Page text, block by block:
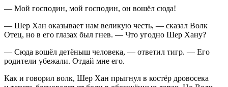
— Мой господин, мой господин, он вошёл сюда!
— Шер Хан оказывает нам великую честь, — сказал Волк
Отец, но в его глазах был гнев. — Что угодно Шер Хану?
— Сюда вошёл детёныш человека, — ответил тигр. — Его
родители убежали. Отдай мне его.
Как и говорил волк, Шер Хан прыгнул в костёр дровосека